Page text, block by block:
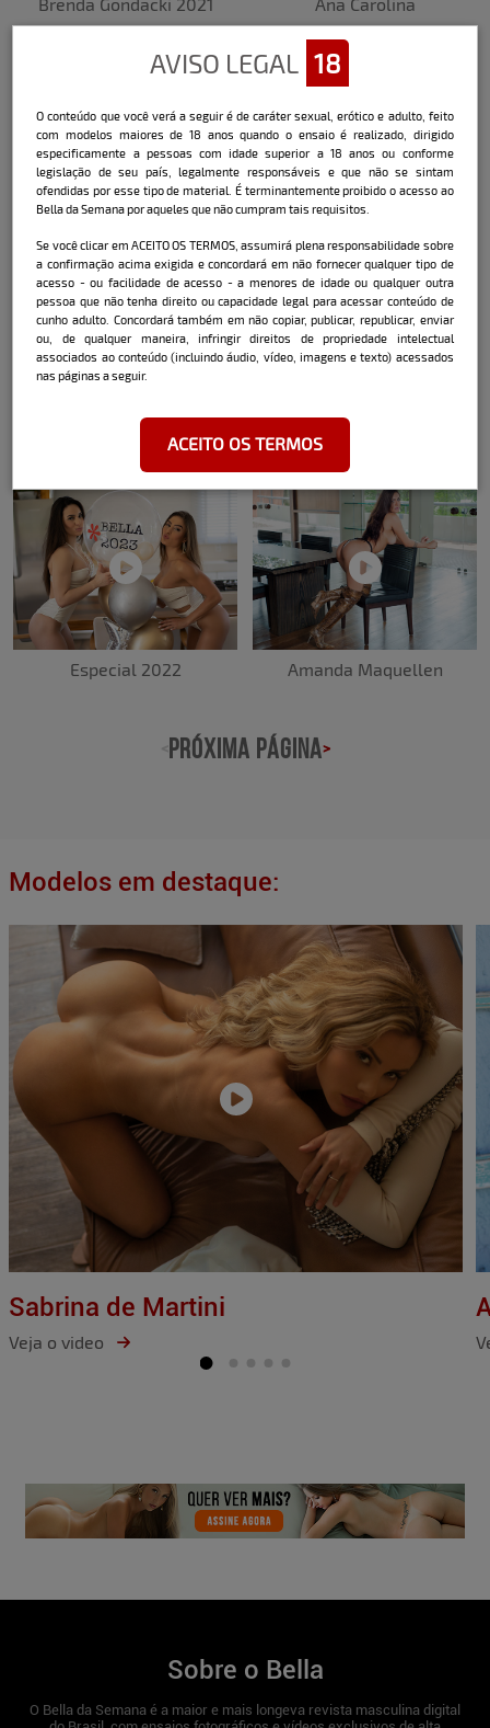
Amanda Sagaz Tynah Gomes
Especial 2022 Amanda Maquellen
PRÓXIMA PÁGINA>
Modelos em destaque:
Sabrina de Martini
Veja o video
AVISO LEGAL 18
O conteúdo que você verá a seguir é de caráter sexual, erótico e adulto, feito
com modelos maiores de 18 anos quando o ensaio é realizado, dirigido
especificamente a pessoas com idade superior a 18 anos ou conforme
legislação de seu país, legalmente responsáveis e que não se sintam
ofendidas por esse tipo de material. É terminantemente proibido o acesso ao
Bella da Semana por aqueles que não cumpram tais requisitos.
Se você clicar em ACEITO OS TERMOS, assumirá plena responsabilidade sobre
a confirmação acima exigida e concordará em não fornecer qualquer tipo de
acesso - ou facilidade de acesso - a menores de idade ou qualquer outra
pessoa que não tenha direito ou capacidade legal para acessar conteúdo de
cunho adulto. Concordará também em não copiar, publicar, republicar, enviar
ou, de qualquer maneira, infringir direitos de propriedade intelectual
associados ao conteúdo (incluindo áudio, vídeo, imagens e texto) acessados
nas páginas a seguir.
ACEITO OS TERMOS
Sobre o Bella
O Bella da Semana é a maior e mais longeva revista masculina digital